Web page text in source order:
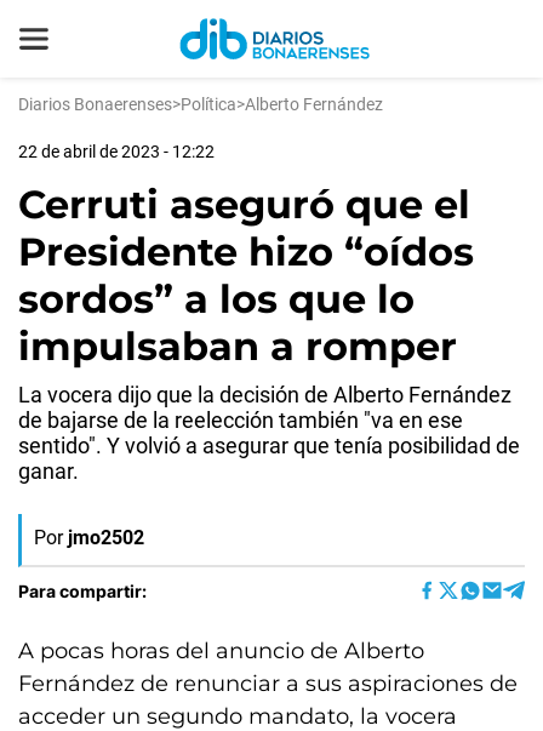
Diarios Bonaerenses>Política>Alberto Fernández
22 de abril de 2023 - 12:22
Cerruti aseguró que el
Presidente hizo “oídos
sordos” a los que lo
impulsaban a romper
La vocera dijo que la decisión de Alberto Fernández
de bajarse de la reelección también "va en ese
sentido". Y volvió a asegurar que tenía posibilidad de
ganar.
Por jmo2502
Para compartir:
A pocas horas del anuncio de Alberto
Fernández de renunciar a sus aspiraciones de
acceder un segundo mandato, la vocera